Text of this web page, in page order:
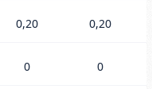
0,20 0,20
0 0